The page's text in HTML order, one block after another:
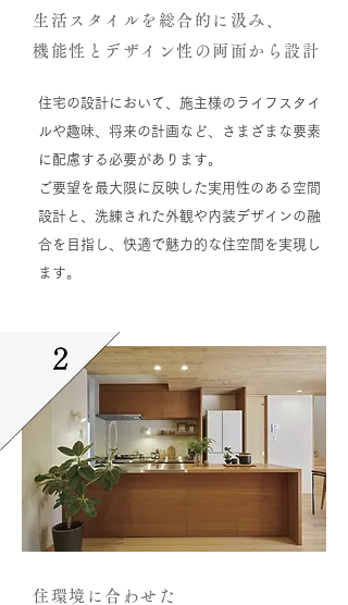
生活スタイルを総合的に汲み、
機能性とデザイン性の両面から設計
住宅の設計において、施主様のライフスタイ
ルや趣味、将来の計画など、さまざまな要素
に配慮する必要があります。
ご要望を最大限に反映した実用性のある空間
設計と、洗練された外観や内装デザインの融
合を目指し、快適で魅力的な住空間を実現し
ます。
住環境に合わせた